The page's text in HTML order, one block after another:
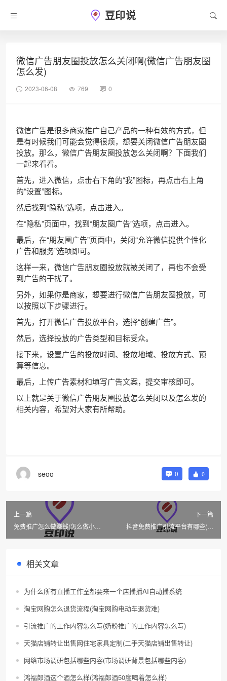
豆印说
微信广告朋友圈投放怎么关闭啊(微信广告朋友圈
怎么发)
2023-06-08 769 0
微信广告是很多商家推广自己产品的一种有效的方式，但
是有时候我们可能会觉得很烦，想要关闭微信广告朋友圈
投放。那么，微信广告朋友圈投放怎么关闭啊？下面我们
一起来看看。
首先，进入微信，点击右下角的“我”图标，再点击右上角
的“设置”图标。
然后找到“隐私”选项，点击进入。
在“隐私”页面中，找到“朋友圈广告”选项，点击进入。
最后，在“朋友圈广告”页面中，关闭“允许微信提供个性化
广告和服务”选项即可。
这样一来，微信广告朋友圈投放就被关闭了，再也不会受
到广告的干扰了。
另外，如果你是商家，想要进行微信广告朋友圈投放，可
以按照以下步骤进行。
首先，打开微信广告投放平台，选择“创建广告”。
然后，选择投放的广告类型和目标受众。
接下来，设置广告的投放时间、投放地域、投放方式、预
算等信息。
最后，上传广告素材和填写广告文案，提交审核即可。
以上就是关于微信广告朋友圈投放怎么关闭以及怎么发的
相关内容，希望对大家有所帮助。
seoo 0 0
上一篇
免费推广怎么做赚钱(怎么做小说
下一篇
抖音免费推广引流平台有哪些(抖
相关文章
为什么所有直播工作室都要来一个店播播AI自动播系统
淘宝网购怎么退货流程(淘宝网购电动车退货难)
引流推广的工作内容怎么写(奶粉推广的工作内容怎么写)
天猫店铺转让出售网住宅家具定制(二手天猫店铺出售转让)
网络市场调研包括哪些内容(市场调研背景包括哪些内容)
鸿福郎酒这个酒怎么样(鸿福郎酒50度喝着怎么样)